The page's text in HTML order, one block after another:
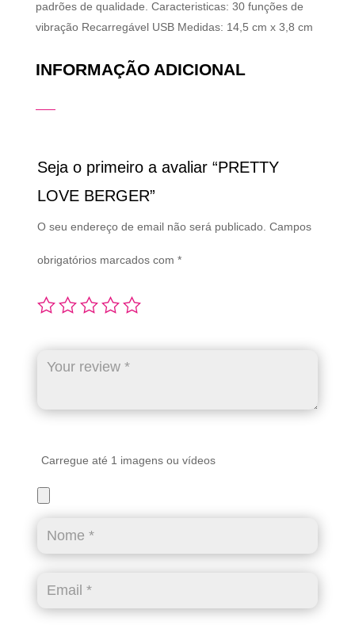
padrões de qualidade. Caracteristicas: 30 funções de
vibração Recarregável USB Medidas: 14,5 cm x 3,8 cm
INFORMAÇÃO ADICIONAL
Seja o primeiro a avaliar “PRETTY
LOVE BERGER”
O seu endereço de email não será publicado. Campos
obrigatórios marcados com *
Carregue até 1 imagens ou vídeos